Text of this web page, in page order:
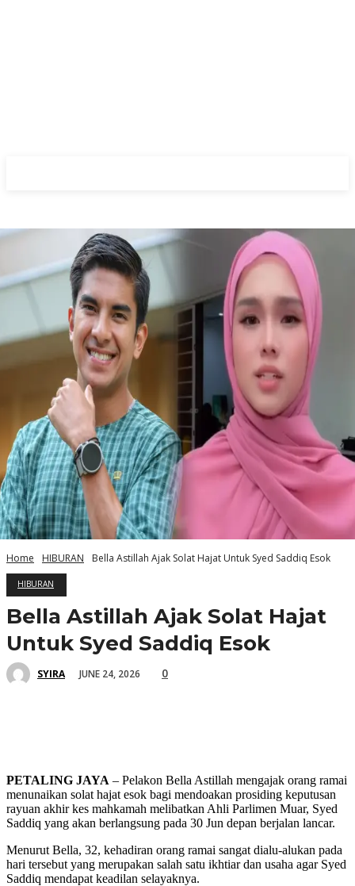
Home HIBURAN Bella Astillah Ajak Solat Hajat Untuk Syed Saddiq Esok
HIBURAN
Bella Astillah Ajak Solat Hajat
Untuk Syed Saddiq Esok
SYIRA JUNE 24, 2026 0
PETALING JAYA – Pelakon Bella Astillah mengajak orang ramai
menunaikan solat hajat esok bagi mendoakan prosiding keputusan
rayuan akhir kes mahkamah melibatkan Ahli Parlimen Muar, Syed
Saddiq yang akan berlangsung pada 30 Jun depan berjalan lancar.
Menurut Bella, 32, kehadiran orang ramai sangat dialu-alukan pada
hari tersebut yang merupakan salah satu ikhtiar dan usaha agar Syed
Saddiq mendapat keadilan selayaknya.